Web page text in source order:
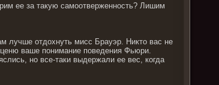
ее за такую самоотверженность? Лишим
лучше отдохнуть мисс Брауэр. Никто вас не
ваше понимание поведения Фьюри.
но все-таки выдержали ее вес, когда